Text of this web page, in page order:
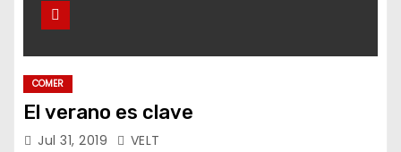
COMER
El verano es clave
Jul 31, 2019 VELT